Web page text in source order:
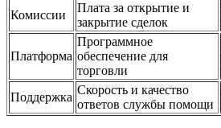
Комиссии
Плата за открытие и
закрытие сделок
Платформа
Программное
обеспечение для
торговли
Поддержка
Скорость и качество
ответов службы помощи